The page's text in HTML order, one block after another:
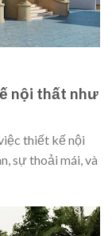
nội thất như
thiết kế nội
sự thoải mái, và